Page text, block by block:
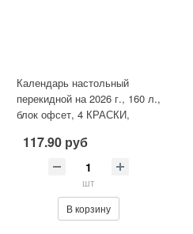
Календарь настольный
перекидной на 2026 г., 160 л.,
блок офсет, 4 КРАСКИ,
117434
117.90 руб
шт
В корзину